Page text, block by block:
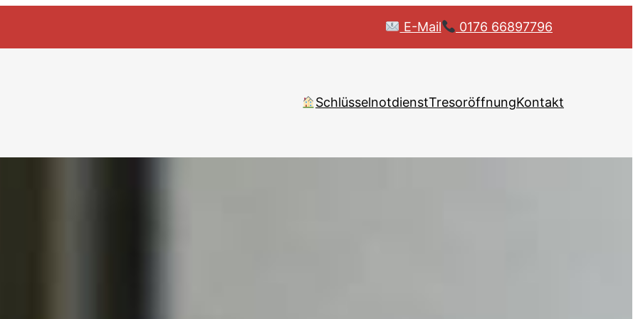
E-Mail 0176 66897796
SchlüsselnotdienstTresoröffnungKontakt